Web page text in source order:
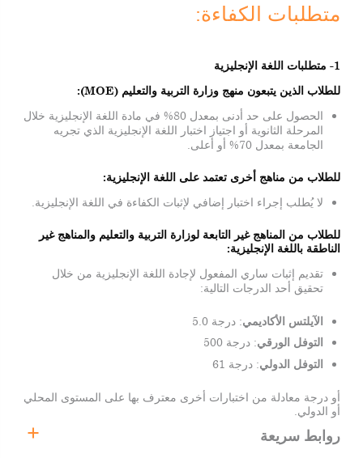
متطلبات الكفاءة:
1- متطلبات اللغة الإنجليزية
للطلاب الذين يتبعون منهج وزارة التربية والتعليم (MOE):
الحصول على حد أدنى بمعدل 80% في مادة اللغة الإنجليزية خلال
المرحلة الثانوية أو اجتياز اختبار اللغة الإنجليزية الذي تجريه
الجامعة بمعدل 70% أو أعلى.
للطلاب من مناهج أخرى تعتمد على اللغة الإنجليزية:
لا يُطلب إجراء اختبار إضافي لإثبات الكفاءة في اللغة الإنجليزية.
للطلاب من المناهج غير التابعة لوزارة التربية والتعليم والمناهج غير
الناطقة باللغة الإنجليزية:
تقديم إثبات ساري المفعول لإجادة اللغة الإنجليزية من خلال
تحقيق أحد الدرجات التالية:
الآيلتس الأكاديمي: درجة 5.0
التوفل الورقي: درجة 500
التوفل الدولي: درجة 61
أو درجة معادلة من اختبارات أخرى معترف بها على المستوى المحلي
أو الدولي.
روابط سريعة